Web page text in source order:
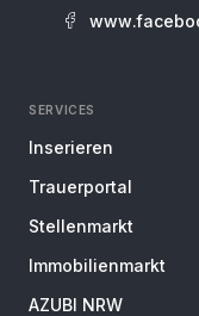
SERVICES
Inserieren
Trauerportal
Stellenmarkt
Immobilienmarkt
AZUBI NRW